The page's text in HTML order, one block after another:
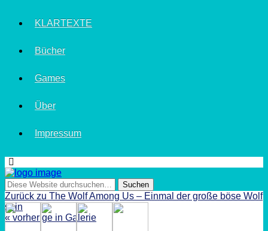
KLARTEXTE
Bücher
Games
Über
Impressum
Zurück zu The Wolf Among Us – Einmal der große böse Wolf
sein
« vorherige in Galerie